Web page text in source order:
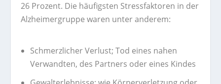
26 Prozent. Die häufigsten Stressfaktoren in der
Alzheimergruppe waren unter anderem:
Schmerzlicher Verlust; Tod eines nahen
Verwandten, des Partners oder eines Kindes